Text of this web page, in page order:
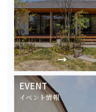
EVENT
イベント情報